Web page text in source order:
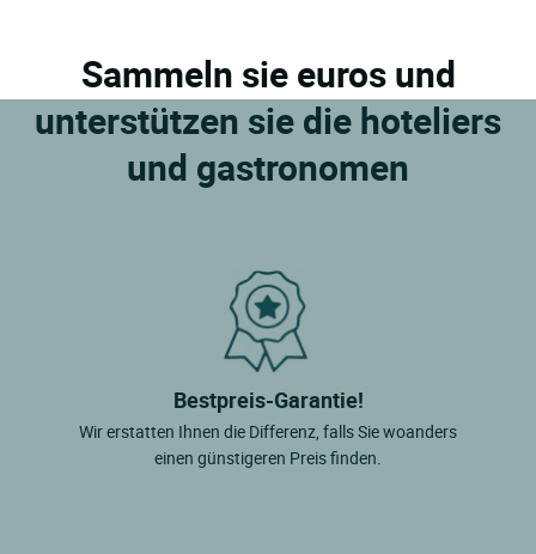
Sammeln sie euros und
unterstützen sie die hoteliers
und gastronomen
Bestpreis-Garantie!
Wir erstatten Ihnen die Differenz, falls Sie woanders
einen günstigeren Preis finden.